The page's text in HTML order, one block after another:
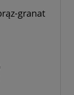
granat